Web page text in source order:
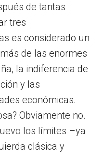
de tantas
tres
es considerado un
de las enormes
la indiferencia de
y las
económicas.
Obviamente no.
los límites –ya
clásica y